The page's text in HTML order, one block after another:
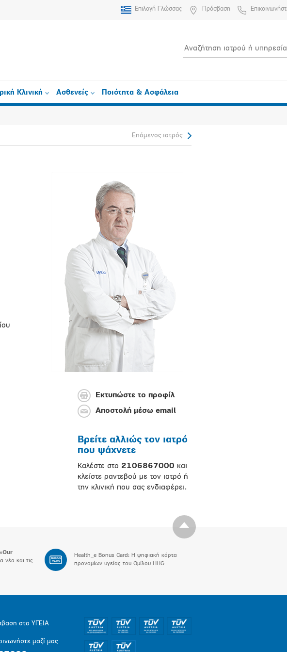
Επιλογή Γλώσσας Πρόσβαση
Κλινική Ασθενείς Ποιότητα & Ασφάλεια
Επόμενος ιατρός
Εκτυπώστε το προφίλ
Αποστολή μέσω email
Βρείτε αλλιώς τον ιατρό
που ψάχνετε
Καλέστε στο 2106867000 και
κλείστε ραντεβού με τον ιατρό ή
την κλινική που σας ενδιαφέρει.
Our
νέα και τις
BONUS
CARD
Health_e Bonus Card: H ψηφιακή κάρτα
προνομίων υγείας του Ομίλου HHG
στο ΥΓΕΙΑ
μαζί μας